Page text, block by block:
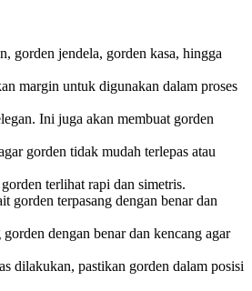
gorden jendela, gorden kasa, hingga
margin untuk digunakan dalam proses
Ini juga akan membuat gorden
gorden tidak mudah terlepas atau
terlihat rapi dan simetris.
gorden terpasang dengan benar dan
dengan benar dan kencang agar
dilakukan, pastikan gorden dalam posisi